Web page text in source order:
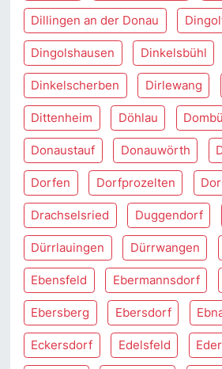
Dillingen an der Donau
Dingolshausen Dinkelsbühl
Dinkelscherben Dirlewang
Dittenheim Döhlau
Donaustauf Donauwörth
Dorfen Dorfprozelten
Drachselsried Duggendorf
Dürrlauingen Dürrwangen
Ebensfeld Ebermannsdorf
Ebersberg Ebersdorf
Eckersdorf Edelsfeld